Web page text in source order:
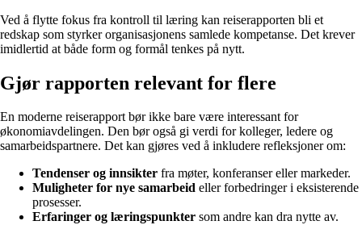
Ved å flytte fokus fra kontroll til læring kan reiserapporten bli et
redskap som styrker organisasjonens samlede kompetanse. Det krever
imidlertid at både form og formål tenkes på nytt.
Gjør rapporten relevant for flere
En moderne reiserapport bør ikke bare være interessant for
økonomiavdelingen. Den bør også gi verdi for kolleger, ledere og
samarbeidspartnere. Det kan gjøres ved å inkludere refleksjoner om:
Tendenser og innsikter fra møter, konferanser eller markeder.
Muligheter for nye samarbeid eller forbedringer i eksisterende
prosesser.
Erfaringer og læringspunkter som andre kan dra nytte av.